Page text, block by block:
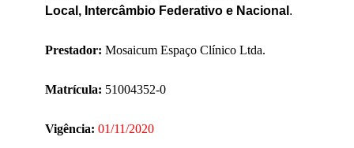
Local, Intercâmbio Federativo e Nacional .
Prestador: Mosaicum Espaço Clínico Ltda.
Matrícula: 51004352-0
Vigência: 01/11/2020